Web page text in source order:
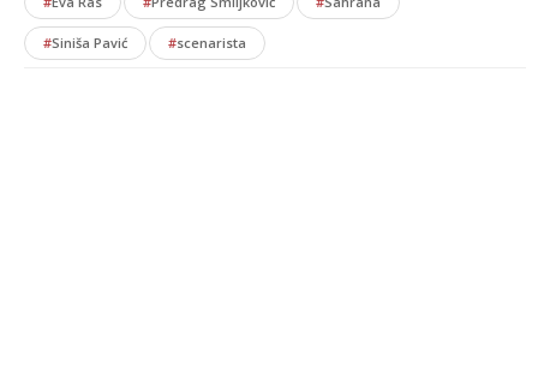
#Siniša Pavić #scenarista